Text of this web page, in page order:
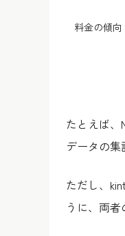
料金の傾向
たとえば、
データの集
ただし、
うに、両者